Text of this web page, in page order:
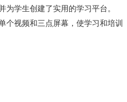
学生创建了实用的学习平台。
个视频和三点屏幕，使学习和培训